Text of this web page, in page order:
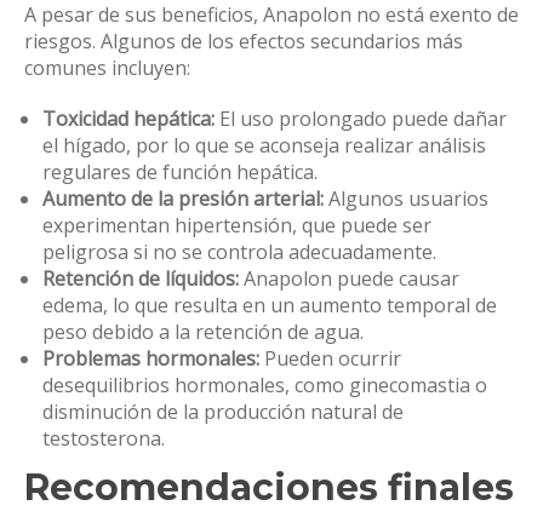
A pesar de sus beneficios, Anapolon no está exento de
riesgos. Algunos de los efectos secundarios más
comunes incluyen:
Toxicidad hepática: El uso prolongado puede dañar
el hígado, por lo que se aconseja realizar análisis
regulares de función hepática.
Aumento de la presión arterial:Algunos usuarios
experimentan hipertensión, que puede ser
peligrosa si no se controla adecuadamente.
Retención de líquidos:Anapolon puede causar
edema, lo que resulta en un aumento temporal de
peso debido a la retención de agua.
Problemas hormonales: Pueden ocurrir
desequilibrios hormonales, como ginecomastia o
disminución de la producción natural de
testosterona.
Recomendaciones finales